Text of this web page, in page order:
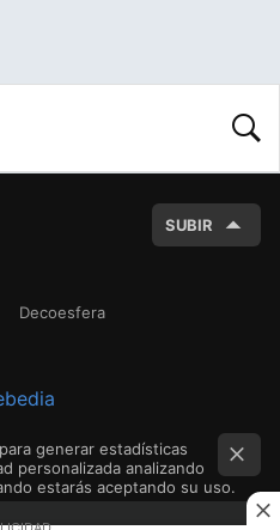
SUBIR
Decoesfera
generar estadísticas
personalizada analizando
estarás aceptando su uso.